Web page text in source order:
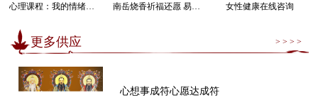
南岳烧香祈福还愿 易经卜卦算命求运 女性健康在线咨询
更多供应 > > > >
心想事成符心愿达成符